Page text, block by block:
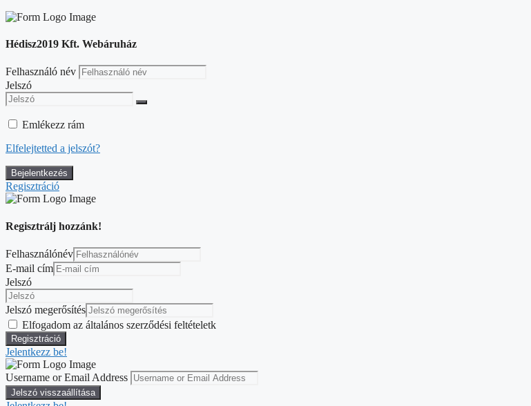
Hédisz2019 Kft. Webáruház
Felhasználó név
Jelszó
Emlékezz rám
Elfelejtetted a jelszót?
Regisztráció
Regisztrálj hozzánk!
Felhasználónév
E-mail cím
Jelszó
Jelszó megerősítés
Elfogadom az általános szerződési feltételetk
Jelentkezz be!
Username or Email Address